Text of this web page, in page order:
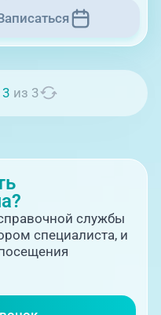
183Б
из 3
службы
специалиста, и